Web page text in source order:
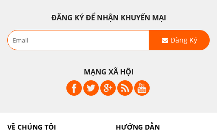
ĐĂNG KÝ ĐỂ NHẬN KHUYẾN MẠI
Đăng Ký
MẠNG XÃ HỘI
VỀ CHÚNG TÔI
HƯỚNG DẪN